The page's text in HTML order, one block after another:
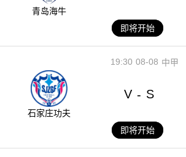
青岛海牛
即将开始
08-08
19:30 中甲
石家庄功夫
V - S
即将开始